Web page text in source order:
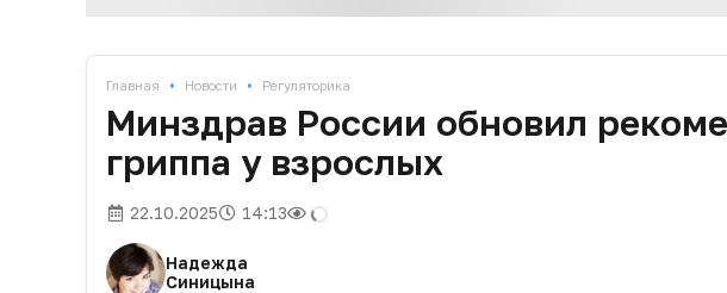
Главная • Новости • Регуляторика
Минздрав России обновил
гриппа у взрослых
22.10.2025 14:13
Надежда
Синицына